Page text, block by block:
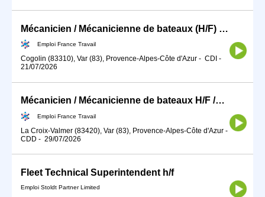
Mécanicien / Mécanicienne de bateaux (H/F) NON LOGE
Emploi France Travail
Cogolin (83310), Var (83), Provence-Alpes-Côte d'Azur - CDI -
21/07/2026
Mécanicien / Mécanicienne de bateaux H/F /NON LOGE
Emploi France Travail
La Croix-Valmer (83420), Var (83), Provence-Alpes-Côte d'Azur -
CDD - 29/07/2026
Fleet Technical Superintendent h/f
Emploi Stoldt Partner Limited